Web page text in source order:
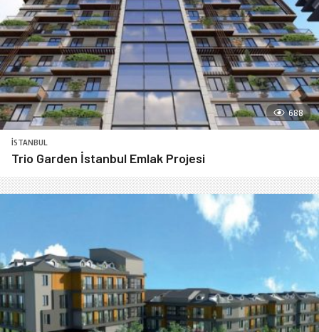
688
İSTANBUL
Trio Garden İstanbul Emlak Projesi